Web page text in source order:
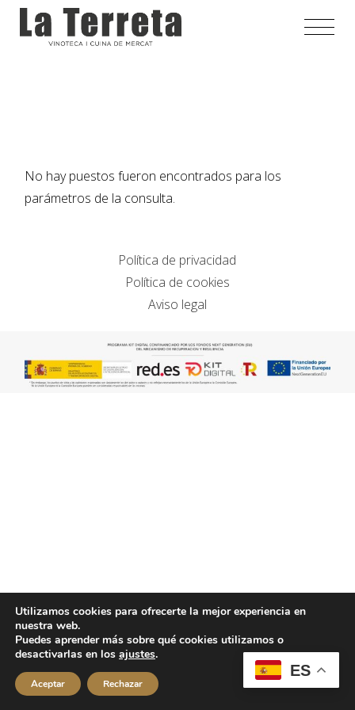
Saltar
contenido
No hay puestos fueron encontrados para los
parámetros de la consulta.
Política de privacidad
Política de cookies
Aviso legal
ES
Utilizamos cookies para ofrecerte la mejor experiencia en
nuestra web.
Puedes aprender más sobre qué cookies utilizamos o
desactivarlas en los ajustes.
Aceptar Rechazar